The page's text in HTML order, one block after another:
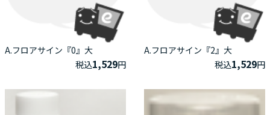
A.フロアサイン『0』大
税込1,529円
A.フロアサイン『2』大
税込1,529円